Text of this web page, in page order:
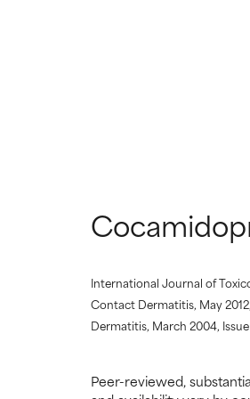
International Journal of
Contact Dermatitis, May
Dermatitis, March 2004,
Peer-reviewed,